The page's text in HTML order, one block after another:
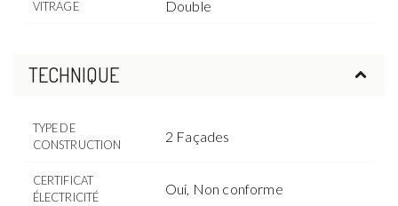
VITRAGE Double
TECHNIQUE
TYPE DE
CONSTRUCTION
2 Façades
CERTIFICAT
ÉLECTRICITÉ
Oui, Non conforme